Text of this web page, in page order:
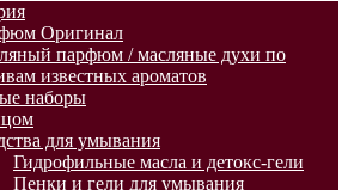
Оригинал
парфюм / масляные духи по
известных ароматов
наборы
для умывания
Гидрофильные масла и детокс-гели
Пенки и гели для умывания